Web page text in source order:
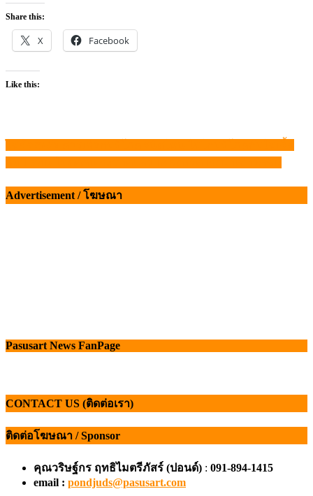
Share this:
X Facebook
Like this:
แนะแนว
Advertisement / โฆษณา
Pasusart News FanPage
CONTACT US (ติดต่อเรา)
ติดต่อโฆษณา / Sponsor
คุณวริษฐ์กร ฤทธิไมตรีภัสร์ (ปอนด์) : 091-894-1415
email : pondjuds@pasusart.com